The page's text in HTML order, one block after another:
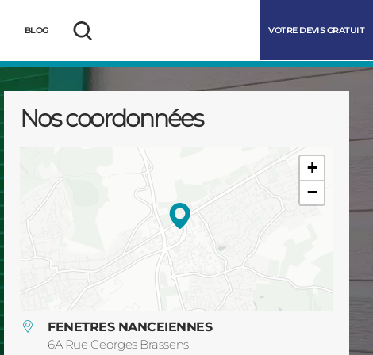
Démarrer
BLOG
Rechercher
VOTRE DEVIS GRATUIT
Nos coordonnées
+
−
FENETRES NANCEIENNES
6A Rue Georges Brassens